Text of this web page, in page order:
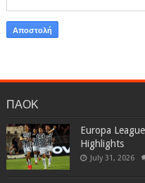
ΠΑΟΚ
Europa
Highlights
July 31, 2026